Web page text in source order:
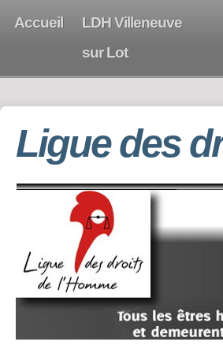
Accueil
LDH Villeneuve
sur Lot
Ligue des